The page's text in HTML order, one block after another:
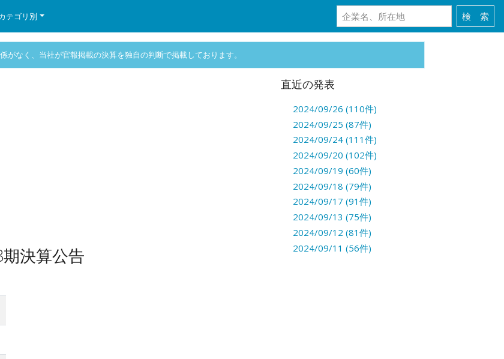
テゴリ別
がなく、当社が官報掲載の決算を独自の判断で掲載しております。
決算公告
直近の発表
2024/09/26 (110件)
2024/09/25 (87件)
2024/09/24 (111件)
2024/09/20 (102件)
2024/09/19 (60件)
2024/09/18 (79件)
2024/09/17 (91件)
2024/09/13 (75件)
2024/09/12 (81件)
2024/09/11 (56件)